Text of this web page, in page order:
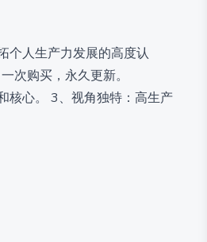
个人生产力发展的高度认
次购买，永久更新。
核心。 3、视角独特：高生产